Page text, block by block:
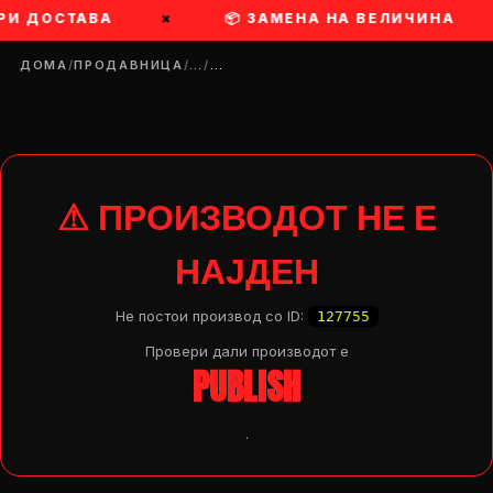
ДОСТАВА × 📦 ЗАМЕНА НА ВЕЛИЧИНА
ДОМА/ПРОДАВНИЦА/…/…
⚠ ПРОИЗВОДОТ НЕ Е
НАЈДЕН
Не постои производ со ID: 127755
Провери дали производот e
PUBLISH
.